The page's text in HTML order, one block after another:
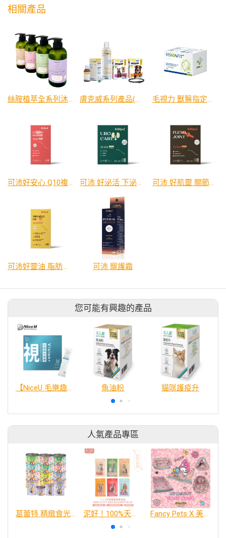
相關產品
絲胺植萃全系列沐浴乳(保濕、控油、修護、驅蟲) 膚克威系列產品(口服液、慕斯、大項圈、小項圈 ) 毛視力 獸醫指定眼科保健品
可沛好安心 Q10複合配方, 45毫升 可沛 好泌活 下泌尿道保健 可沛 好肌靈 關節保健新選擇
可沛 寵護霜
您可能有興趣的產品
【NiceU 毛樂趣】犬貓視力保健粉（30入） 魚油粉 貓咪護疫升
人氣產品專區
葛蕾特 精緻食光 主食貓罐、貓餐包 泥好！100%天然營養蔬果肉泥 Fancy Pets X 美樂蒂 百變造型寵物睡床墊